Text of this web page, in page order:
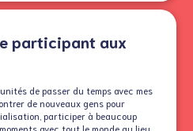
participant aux
de passer du temps avec mes
de nouveaux gens pour
participer à beaucoup
avec tout le monde au lieu